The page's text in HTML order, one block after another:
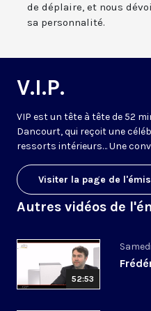
de déplaire, et nous
sa personnalité.
V.I.P.
VIP est un tête à tête de 52
Dancourt, qui reçoit une
ressorts intérieurs… Une
Visiter la page de
Autres vidéos de
52:53